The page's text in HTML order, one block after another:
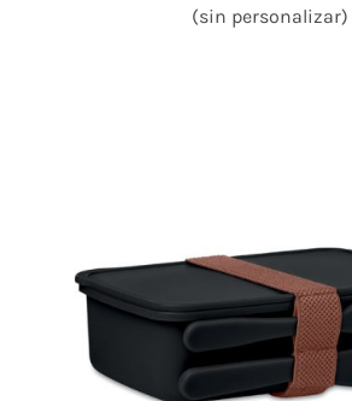
(sin personalizar)